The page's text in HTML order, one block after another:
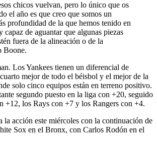
chicos vuelvan, pero lo único que os
el año es que creo que somos un
profundidad de la que hemos tenido en
capaz de aguantar que algunas piezas
fuera de la alineación o de la
Boone.
Los Yankees tienen un diferencial de
mejor de todo el béisbol y el mejor de la
solo cinco equipos están en terreno positivo.
segundo puesto en la liga con +20, seguido
+12, los Rays con +7 y los Rangers con +4.
la acción este miércoles con la continuación de
Sox en el Bronx, con Carlos Rodón en el